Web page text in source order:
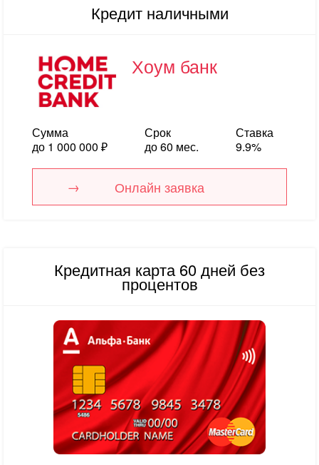
Кредит наличными
Хоум банк
Сумма
до 1 000 000 ₽
Срок
до 60 мес.
Ставка
9.9%
Онлайн заявка
Кредитная карта 60 дней без
процентов